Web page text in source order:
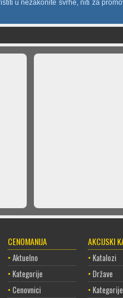
u nezakonite svrhe, niti za
CENOMANIJA
• Aktuelno
• Kategorije
• Cenovnici
AKCIJSKI
• Katalozi
• Države
• Kategorije